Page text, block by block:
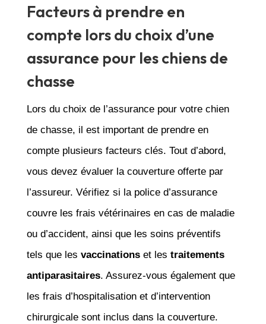
Facteurs à prendre en
compte lors du choix d’une
assurance pour les chiens de
chasse
Lors du choix de l’assurance pour votre chien
de chasse, il est important de prendre en
compte plusieurs facteurs clés. Tout d’abord,
vous devez évaluer la couverture offerte par
l’assureur. Vérifiez si la police d’assurance
couvre les frais vétérinaires en cas de maladie
ou d’accident, ainsi que les soins préventifs
tels que les vaccinationset les traitements
antiparasitaires. Assurez-vous également que
les frais d’hospitalisation et d’intervention
chirurgicale sont inclus dans la couverture.